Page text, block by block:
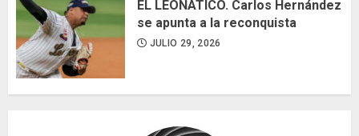
EL LEONÁTICO. Carlos Hernández
se apunta a la reconquista
JULIO 29, 2026